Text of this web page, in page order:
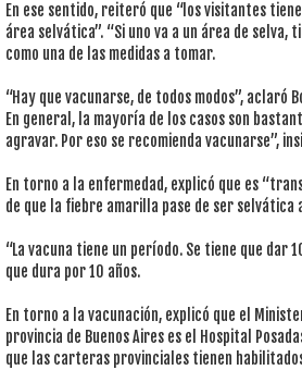
En ese sentido, reiteró que “los visitantes
área selvática”. “Si uno va a un área de
como una de las medidas a tomar.
“Hay que vacunarse, de todos modos”, aclaró
En general, la mayoría de los casos son
agravar. Por eso se recomienda vacunarse”,
En torno a la enfermedad, explicó que es
de que la fiebre amarilla pase de ser selvática
“La vacuna tiene un período. Se tiene que
que dura por 10 años.
En torno a la vacunación, explicó que el
provincia de Buenos Aires es el Hospital
que las carteras provinciales tienen